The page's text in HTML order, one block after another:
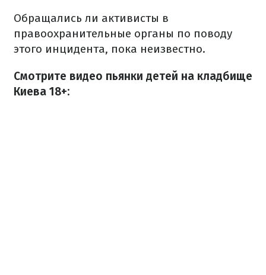
Обращались ли активисты в
правоохранительные органы по поводу
этого инцидента, пока неизвестно.
Смотрите видео пьянки детей на кладбище
Киева 18+: